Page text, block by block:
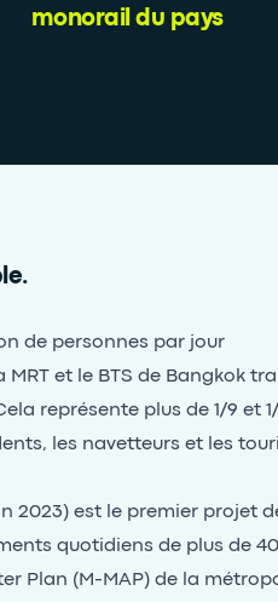
monorail du pays
de personnes par jour
MRT et le BTS de Bangkok
représente plus de 1/9 et
les navetteurs et les
2023) est le premier projet
quotidiens de plus de
Plan (M-MAP) de la